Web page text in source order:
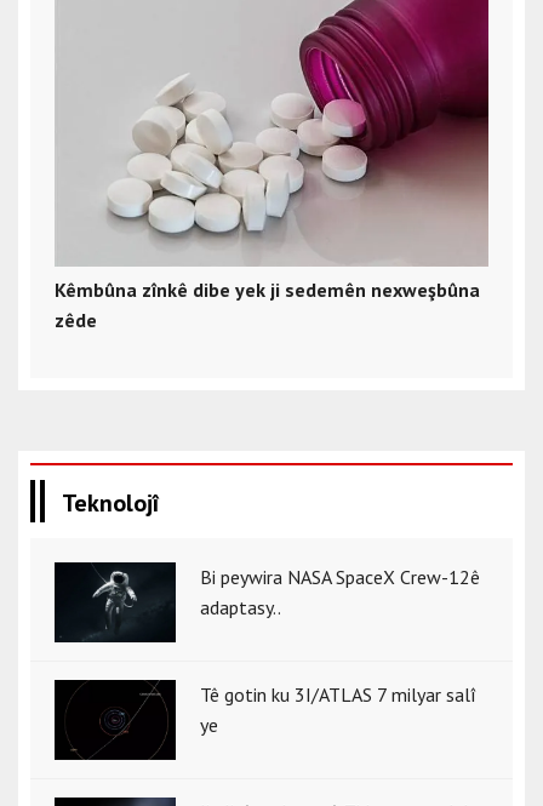
Kêmbûna zînkê dibe yek ji sedemên nexweşbûna
zêde
Teknolojî
Bi peywira NASA SpaceX Crew-12ê
adaptasy..
Tê gotin ku 3I/ATLAS 7 milyar salî
ye